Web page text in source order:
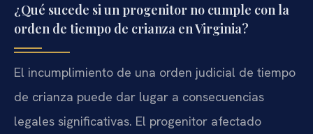
¿Qué sucede si un progenitor no cumple con la
orden de tiempo de crianza en Virginia?
El incumplimiento de una orden judicial de tiempo
de crianza puede dar lugar a consecuencias
legales significativas. El progenitor afectado